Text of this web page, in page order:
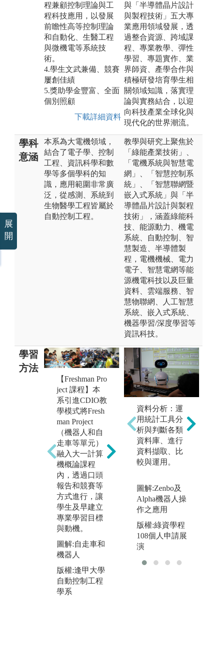
程兼顧控制理論與工
程科技應用，以發展
前瞻性高等控制理論
和自動化、生醫工程
與微機電等系統技
術。
4.學生文武兼備、競賽
屢創佳績
5.獎助學金豐富、全面
個別照顧
下載詳細資料
與「半導體晶片設計
與製程技術」五大專
業應用領域發展，透
過整合資源、跨域課
程、專業教學、彈性
學習、專題實作、業
界師資、產學合作與
積極研發培育學生相
關領域知識，落實理
論與實務結合，以迎
向科技產業全球化與
現代化的世界潮流。
學科
意涵
本系為大電機領域，
結合了電子學、控制
工程、資訊科學和數
學等多個學科的知
識，應用範圍非常廣
泛，從感測、系統到
生物醫學工程皆屬於
自動控制工程。
教學與研究上聚焦於
「綠能產業技術」、
「電機系統與智慧電
網」、「智慧控制系
統」、「智慧聯網暨
嵌入式系統」與「半
導體晶片設計與製程
技術」，涵蓋綠能科
技、能源動力、機電
系統、自動控制、智
慧製造、半導體製
程，電機機械、電力
電子、智慧電網等能
源機電科技以及巨量
資料、雲端服務、智
慧物聯網、人工智慧
系統、嵌入式系統、
機器學習/深度學習等
資訊科技。
學習
方法
【Freshman Pro
ject 課程】本
系引進CDIO教
學模式將Fresh
man Project
（機器人和自
走車等單元）
融入大一計算
機概論課程
內，透過口頭
報告和競賽等
方式進行，讓
學生及早建立
專業學習目標
與動機。
圖解:自走車和
機器人
版權:逢甲大學
自動控制工程
學系
【深碗專題課
程】本系引進
設計3個深碗專
題並配合跨年
度課程，以培
養學生完整
軟、硬體系統
之基礎實務實
考、協調整
合、發現問題
與解決問題之
能力，並培養
同學間的團隊
合作的默契。
課程
資料分析：運
用統計工具分
析與判斷各類
資料庫、進行
資料擷取、比
較與運用。
圖解:Zenbo及
Alpha機器人操
作之應用
版權:綠資學程
108個人申請展
演
展
開